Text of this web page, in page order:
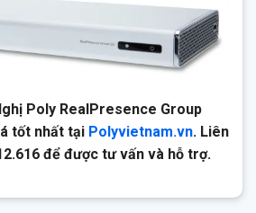
Poly RealPresence Group
tốt nhất tại Polyvietnam.vn. Liên
để được tư vấn và hỗ trợ.